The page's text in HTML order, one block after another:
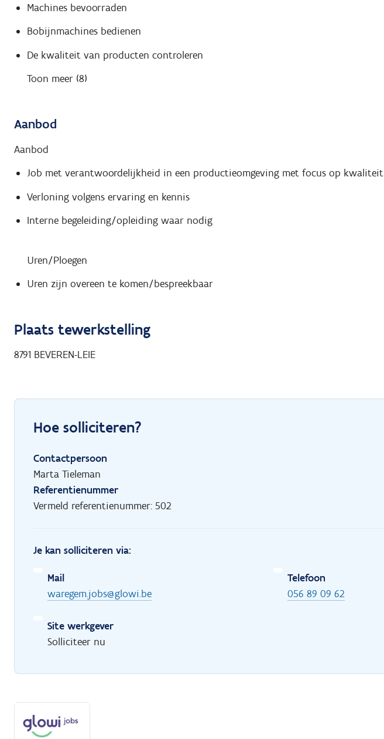
Machines bevoorraden
Bobijnmachines bedienen
De kwaliteit van producten controleren
Toon meer (8)
Aanbod
Aanbod
Job met verantwoordelijkheid in een productieomgeving met focus op kwaliteit
Verloning volgens ervaring en kennis
Interne begeleiding/opleiding waar nodig
Uren/Ploegen
Uren zijn overeen te komen/bespreekbaar
Plaats tewerkstelling
8791 BEVEREN-LEIE
Hoe solliciteren?
Contactpersoon
Marta Tieleman
Referentienummer
Vermeld referentienummer: 502
Je kan solliciteren via:
Mail
waregem.jobs@glowi.be
Telefoon
056 89 09 62
Site werkgever
Solliciteer nu